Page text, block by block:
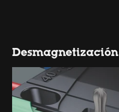
Desmagnetización